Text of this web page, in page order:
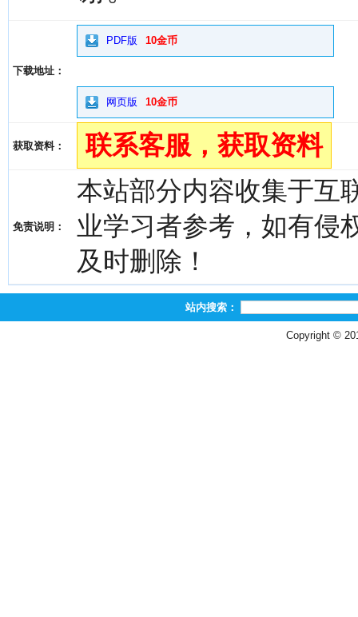
下载地址：
PDF版 10金币
网页版 10金币
获取资料： 联系客服，获取资料
免责说明：
本站部分内容收集于互
业学习者参考，如有侵
及时删除！
站内搜索：
Copyright ©